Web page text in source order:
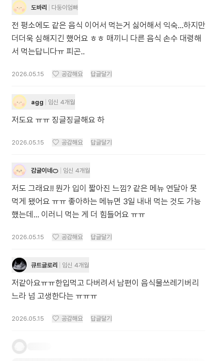
도바리 다둥이엄빠
전 평소에도 같은 음식 이어서 먹는거 싫어해서 익숙...하지만
더더욱 심해지긴 했어요 ㅎㅎ 매끼니 다른 음식 손수 대령해
서 먹는답니다ㅠ 피곤..
2026.05.15 공감해요 답글달기
agg 임신 4개월
저도요 ㅠㅠ 징글징글해요 하
2026.05.15 공감해요 답글달기
감귤이네🍊 임신 4개월
저도 그래요!! 뭔가 입이 짧아진 느낌? 같은 메뉴 연달아 못
먹게 됐어요 ㅠㅠ 좋아하는 메뉴면 3일 내내 먹는 것도 가능
했는데... 이러니 먹는 게 더 힘들어요 ㅠㅠ
2026.05.15 공감해요 답글달기
큐트글로리 임신 4개월
저같아요ㅠㅠ한입먹고 다버려서 남편이 음식물쓰레기버리
느라 넘 고생한다는 ㅠㅠㅠ
2026.05.15 공감해요 답글달기